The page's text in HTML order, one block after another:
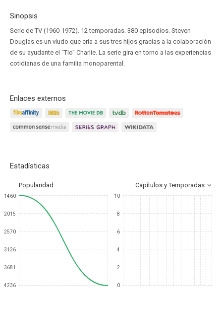
Sinopsis
Serie de TV (1960-1972). 12 temporadas. 380 episodios. Steven
Douglas es un viudo que cría a sus tres hijos gracias a la colaboración
de su ayudante el "Tio" Charlie. La serie gira en torno a las experiencias
cotidianas de una familia monoparental.
Enlaces externos
Estadísticas
Popularidad Capítulos y Temporadas
1460
2015
2570
3126
3681
4236
10
8
6
4
2
0